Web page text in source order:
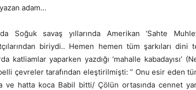
adam…
Soğuk savaş yıllarında Amerikan ‘Sahte
biriydi.. Hemen hemen tüm şarkıları
katliamlar yaparken yazdığı ‘mahalle kabadayısı’
çevreler tarafından eleştirilmişti: ” Onu esir eden
ve hatta koca Babil bitti/ Çölün ortasında cennet